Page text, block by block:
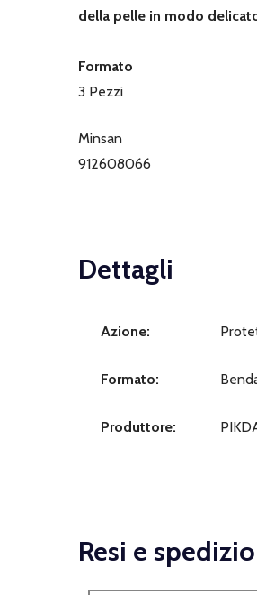
della pelle in modo
Formato
3 Pezzi
Minsan
912608066
Dettagli
Azione:
Formato:
Produttore:
Resi e